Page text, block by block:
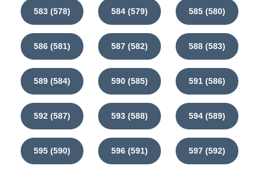
583 (578) 584 (579) 585 (580)
586 (581) 587 (582) 588 (583)
589 (584) 590 (585) 591 (586)
592 (587) 593 (588) 594 (589)
595 (590) 596 (591) 597 (592)